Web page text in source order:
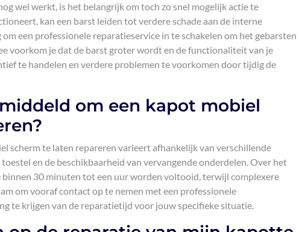
wel werkt, is het belangrijk om toch zo snel mogelijk actie te
kan een barst leiden tot verdere schade aan de interne
een professionele reparatieservice in te schakelen om het gebarsten
voorkom je dat de barst groter wordt en de functionaliteit van je
te handelen en verdere problemen te voorkomen door tijdig de
om een kapot mobiel
scherm te laten repareren varieert afhankelijk van verschillende
en de beschikbaarheid van vervangende onderdelen. Over het
binnen 30 minuten tot een uur worden voltooid, terwijl complexere
om vooraf contact op te nemen met een professionele
te krijgen van de reparatietijd voor jouw specifieke situatie.